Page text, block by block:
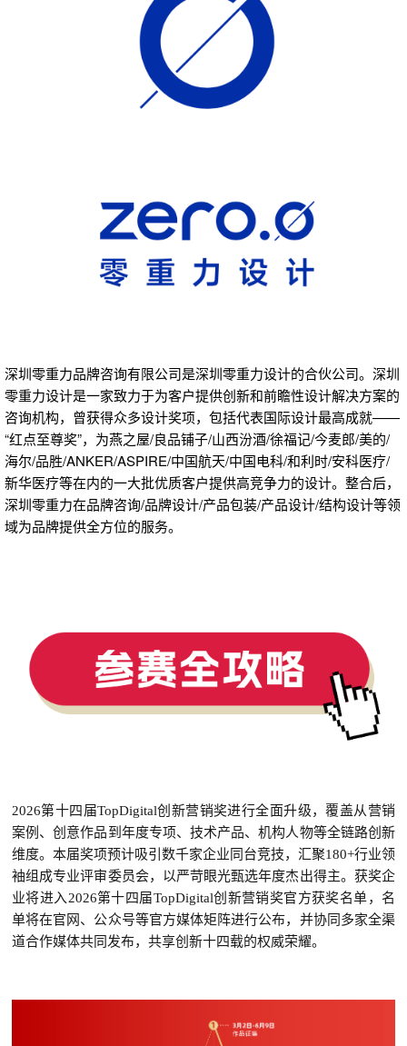
深圳零重力品牌咨询有限公司是深圳零重力设计的合伙公司。深圳
零重力设计是一家致力于为客户提供创新和前瞻性设计解决方案的
咨询机构，曾获得众多设计奖项，包括代表国际设计最高成就——
“红点至尊奖”，为燕之屋/良品铺子/山西汾酒/徐福记/今麦郎/美的/
海尔/品胜/ANKER/ASPIRE/中国航天/中国电科/和利时/安科医疗/
新华医疗等在内的一大批优质客户提供高竞争力的设计。整合后，
深圳零重力在品牌咨询/品牌设计/产品包装/产品设计/结构设计等领
域为品牌提供全方位的服务。
2026第十四届TopDigital创新营销奖进行全面升级，覆盖从营销
案例、创意作品到年度专项、技术产品、机构人物等全链路创新
维度。本届奖项预计吸引数千家企业同台竞技，汇聚180+行业领
袖组成专业评审委员会，以严苛眼光甄选年度杰出得主。获奖企
业将进入2026第十四届TopDigital创新营销奖官方获奖名单，名
单将在官网、公众号等官方媒体矩阵进行公布，并协同 多家全渠
道合作媒体共同发布，共享创新十四载的权威荣耀。